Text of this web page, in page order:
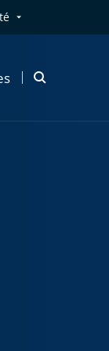
Ouvrir